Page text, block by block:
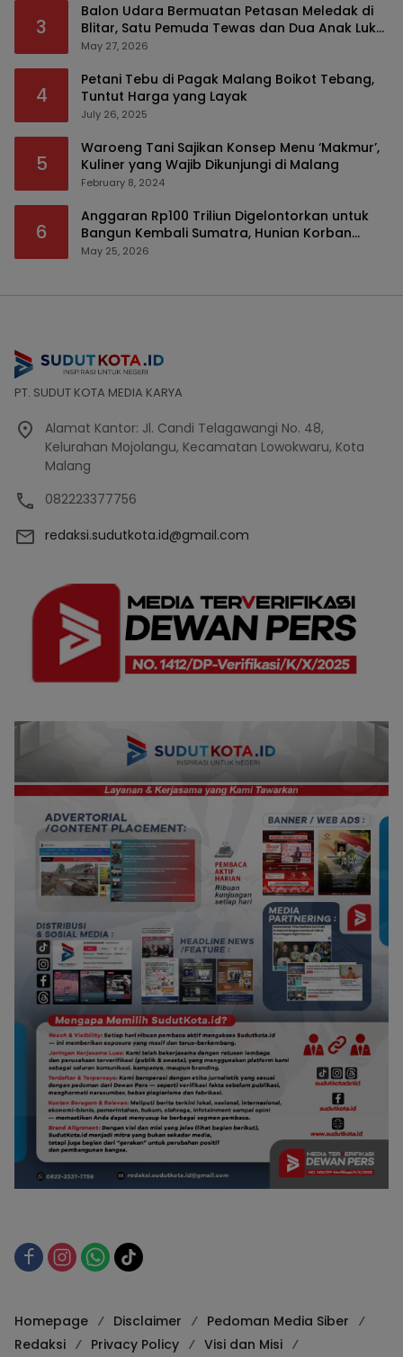
3
Balon Udara Bermuatan Petasan Meledak di
Blitar, Satu Pemuda Tewas dan Dua Anak Luka
Serius
May 27, 2026
4
Petani Tebu di Pagak Malang Boikot Tebang,
Tuntut Harga yang Layak
July 26, 2025
5
Waroeng Tani Sajikan Konsep Menu ‘Makmur’,
Kuliner yang Wajib Dikunjungi di Malang
February 8, 2024
6
Anggaran Rp100 Triliun Digelontorkan untuk
Bangun Kembali Sumatra, Hunian Korban
Bencana Bakal Difokuskan
May 25, 2026
PT. SUDUT KOTA MEDIA KARYA
Alamat Kantor: Jl. Candi Telagawangi No. 48,
Kelurahan Mojolangu, Kecamatan Lowokwaru, Kota
Malang
082223377756
redaksi.sudutkota.id@gmail.com
Homepage Disclaimer
Pedoman Media Siber
Redaksi
Privacy Policy Visi dan Misi